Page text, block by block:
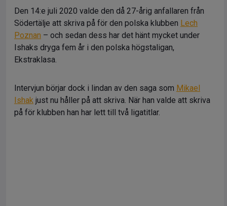
Den 14:e juli 2020 valde den då 27-årig anfallaren från
Södertälje att skriva på för den polska klubben Lech
Poznan – och sedan dess har det hänt mycket under
Ishaks dryga fem år i den polska högstaligan,
Ekstraklasa.
Intervjun börjar dock i lindan av den saga som Mikael
Ishak just nu håller på att skriva. När han valde att skriva
på för klubben han har lett till två ligatitlar.